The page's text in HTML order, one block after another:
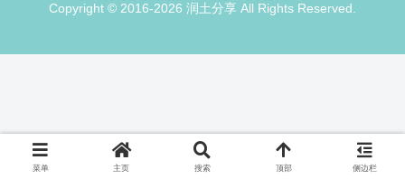
Copyright © 2016-2026 润土分享 All Rights Reserved.
菜单 主页 搜索 顶部 侧边栏